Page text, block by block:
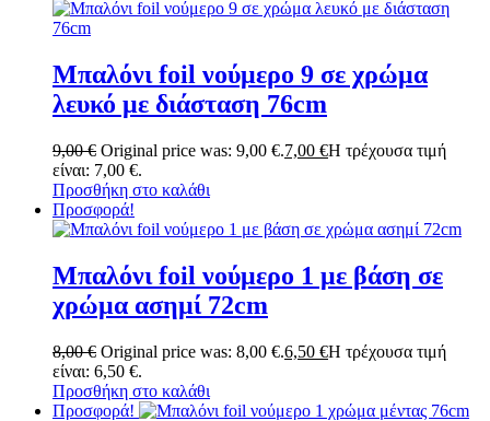
Μπαλόνι foil νούμερο 9 σε χρώμα
λευκό με διάσταση 76cm
9,00€ Original price was: 9,00 €.7,00 €Η τρέχουσα τιμή
είναι: 7,00 €.
Προσθήκη στο καλάθι
Προσφορά!
Μπαλόνι foil νούμερο 1 με βάση σε
χρώμα ασημί 72cm
8,00€ Original price was: 8,00 €.6,50 €Η τρέχουσα τιμή
είναι: 6,50 €.
Προσθήκη στο καλάθι
Προσφορά!